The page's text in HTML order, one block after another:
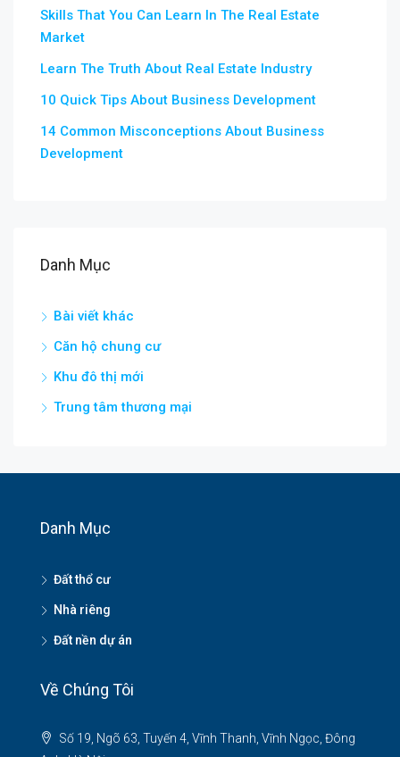
Skills That You Can Learn In The Real Estate
Market
Learn The Truth About Real Estate Industry
10 Quick Tips About Business Development
14 Common Misconceptions About Business
Development
Danh Mục
Bài viết khác
Căn hộ chung cư
Khu đô thị mới
Trung tâm thương mại
Danh Mục
Đất thổ cư
Nhà riêng
Đất nền dự án
Về Chúng Tôi
Số 19, Ngõ 63, Tuyến 4, Vĩnh Thanh, Vĩnh Ngọc, Đông